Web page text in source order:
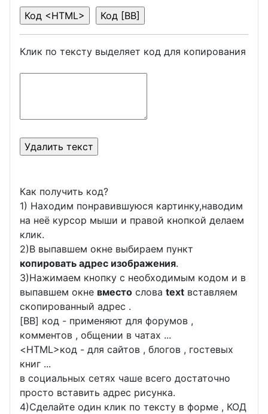
Клик по тексту выделяет код для копирования
Как получить код?
1) Находим понравившуюся картинку,наводим
на неё курсор мыши и правой кнопкой делаем
клик.
2)В выпавшем окне выбираем пункт
копировать адрес изображения.
3)Нажимаем кнопку с необходимым кодом и в
выпавшем окне вместо слова text вставляем
скопированный адрес .
[BB] код - применяют для форумов ,
комментов , общении в чатах ...
<HTML>код - для сайтов , блогов , гостевых
книг ...
в социальных сетях чаше всего достаточно
просто вставить адрес рисунка.
4)Сделайте один клик по тексту в форме , КОД